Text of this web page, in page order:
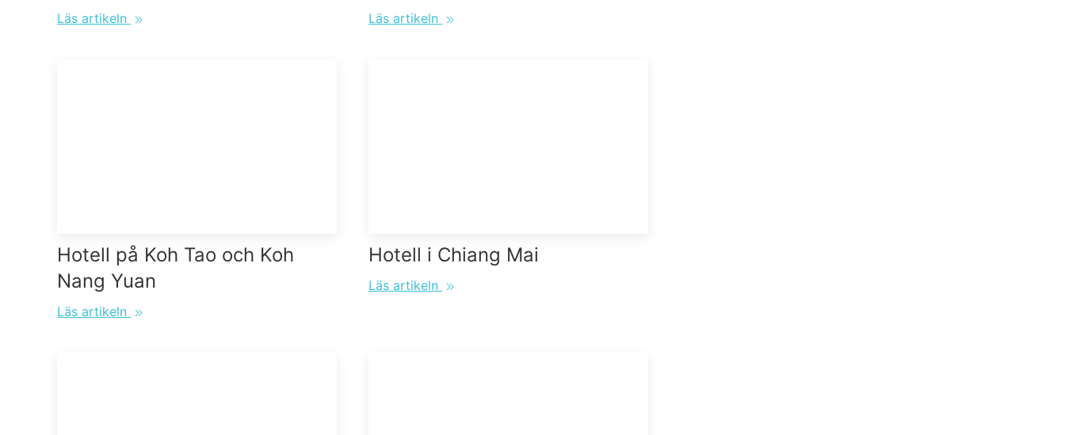
Läs artikeln Läs artikeln
Hotell på Koh Tao och Koh
Nang Yuan
Läs artikeln
Hotell i Chiang Mai
Läs artikeln